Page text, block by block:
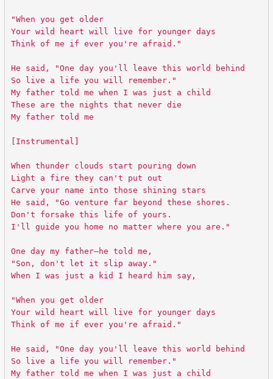
"When you get older
Your wild heart will live for younger days
Think of me if ever you're afraid."
He said, "One day you'll leave this world behind
So live a life you will remember."
My father told me when I was just a child
These are the nights that never die
My father told me
[Instrumental]
When thunder clouds start pouring down
Light a fire they can't put out
Carve your name into those shining stars
He said, "Go venture far beyond these shores.
Don't forsake this life of yours.
I'll guide you home no matter where you are."
One day my father—he told me,
"Son, don't let it slip away."
When I was just a kid I heard him say,
"When you get older
Your wild heart will live for younger days
Think of me if ever you're afraid."
He said, "One day you'll leave this world behind
So live a life you will remember."
My father told me when I was just a child